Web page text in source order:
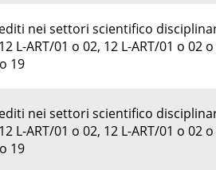
nei settori scientifico
L-ART/01 o 02, 12 L-ART/01 o 02
19
nei settori scientifico
L-ART/01 o 02, 12 L-ART/01 o 02
19